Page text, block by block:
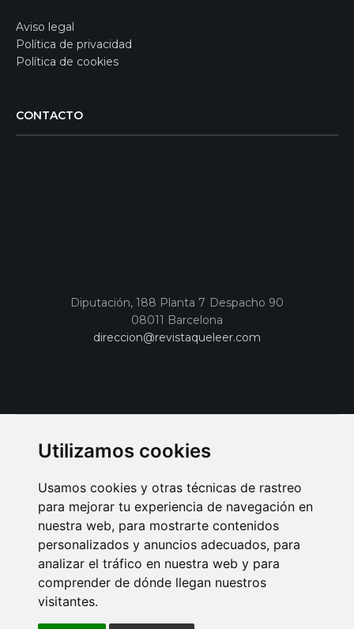
Utilizamos cookies
Usamos cookies y otras técnicas de rastreo
para mejorar tu experiencia de navegación en
nuestra web, para mostrarte contenidos
personalizados y anuncios adecuados, para
analizar el tráfico en nuestra web y para
comprender de dónde llegan nuestros
visitantes.
Aviso legal
Política de privacidad
Política de cookies
CONTACTO
Diputación, 188 Planta 7 Despacho 90
08011 Barcelona
direccion@revistaqueleer.com
AVISO LEGAL POLITICA DE COOKIES
POLITICA DE PRIVACIDAD
PUBLICIDAD EN LA REVISTA QUÉ LEER
SORTEO-PREESTRENOS
SUSCRIPCIONES